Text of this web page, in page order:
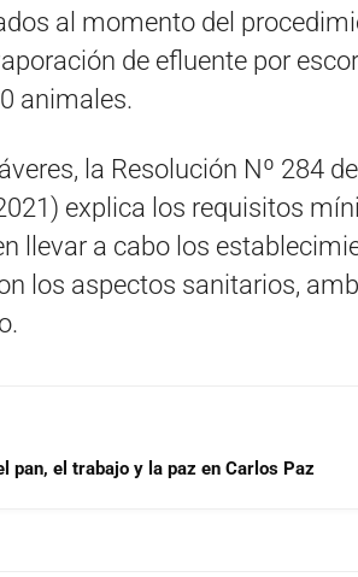
al momento del
de efluente por
animales.
la Resolución Nº 284
explica los requisitos
llevar a cabo los
los aspectos sanitarios,
pan, el trabajo y la paz en Carlos Paz